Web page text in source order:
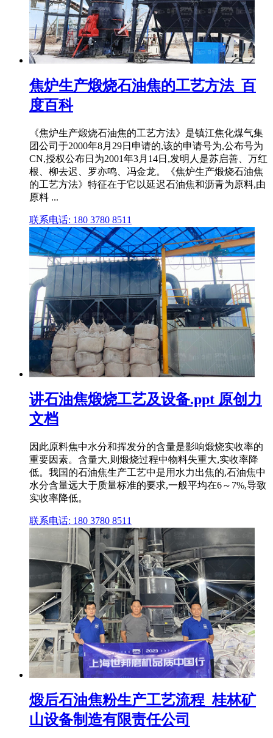
焦炉生产煅烧石油焦的工艺方法_百
度百科
《焦炉生产煅烧石油焦的工艺方法》是镇江焦化煤气集
团公司于2000年8月29日申请的,该的申请号为,公布号为
CN,授权公布日为2001年3月14日,发明人是苏启善、万红
根、柳去迟、罗亦鸣、冯金龙。《焦炉生产煅烧石油焦
的工艺方法》特征在于它以延迟石油焦和沥青为原料,由
原料 ...
联系电话: 180 3780 8511
讲石油焦煅烧工艺及设备.ppt 原创力
文档
因此原料焦中水分和挥发分的含量是影响煅烧实收率的
重要因素。含量大,则煅烧过程中物料失重大,实收率降
低。我国的石油焦生产工艺中是用水力出焦的,石油焦中
水分含量远大于质量标准的要求,一般平均在6～7%,导致
实收率降低。
联系电话: 180 3780 8511
煅后石油焦粉生产工艺流程_桂林矿
山设备制造有限责任公司